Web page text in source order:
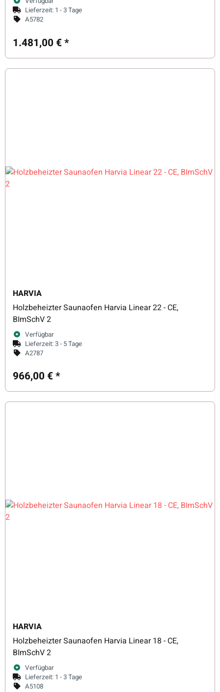
Lieferzeit: 1 - 3 Tage
A5782
1.481,00 €*
HARVIA
Holzbeheizter Saunaofen Harvia Linear 22 - CE,
BImSchV 2
Verfügbar
Lieferzeit:3 - 5 Tage
A2787
966,00 €*
HARVIA
Holzbeheizter Saunaofen Harvia Linear 18 - CE,
BImSchV 2
Verfügbar
Lieferzeit: 1 - 3 Tage
A5108